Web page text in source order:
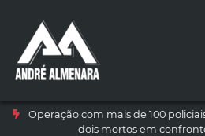
Operação com mais de 100
dois mortos em